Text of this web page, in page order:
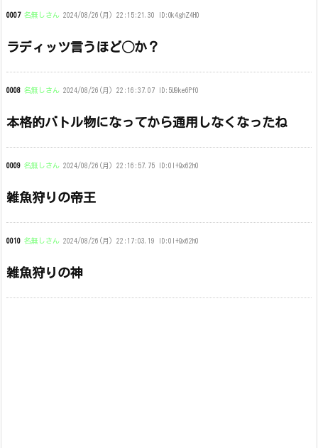
0007 名無しさん 2024/08/26(月) 22:15:21.30 ID:Ok4ghZ4H0
ラディッツ言うほど◯か？
0008 名無しさん 2024/08/26(月) 22:16:37.07 ID:5U9ke6Pf0
本格的バトル物になってから通用しなくなったね
0009 名無しさん 2024/08/26(月) 22:16:57.75 ID:0l+Qx62h0
雑魚狩りの帝王
0010 名無しさん 2024/08/26(月) 22:17:03.19 ID:0l+Qx62h0
雑魚狩りの神